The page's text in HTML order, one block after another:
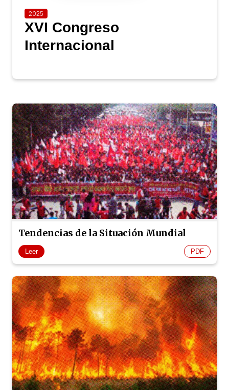
2025
XVI Congreso
Internacional
Tendencias de la Situación Mundial
Leer PDF